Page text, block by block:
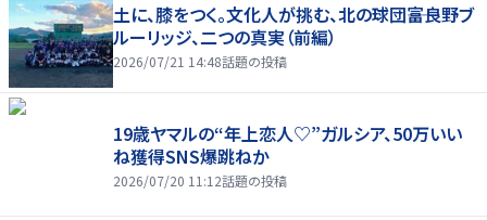
土に、膝をつく。文化人が挑む、北の球団――富良野ブ
ルーリッジ、二つの真実（前編）
2026/07/21 14:48話題の投稿
19歳ヤマルの“年上恋人♡”ガルシア、50万いい
ね獲得SNS爆跳ねか
2026/07/20 11:12話題の投稿